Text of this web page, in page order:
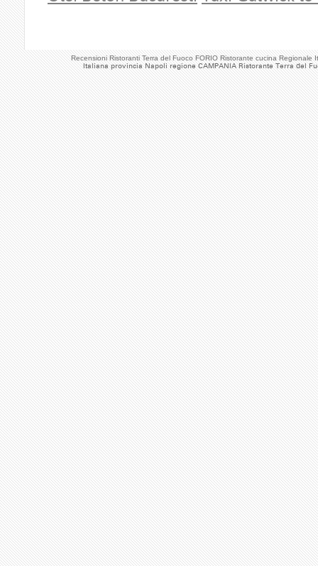
Recensioni Ristoranti Terra del Fuoco FORIO Ristorante cucina Regionale
Italiana provincia Napoli regione CAMPANIA Ristorante Terra del